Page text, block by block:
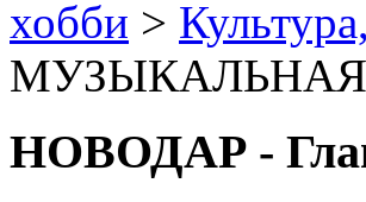
хобби >
НОВОДАР -